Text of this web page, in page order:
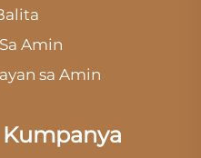
Amin
sa Amin